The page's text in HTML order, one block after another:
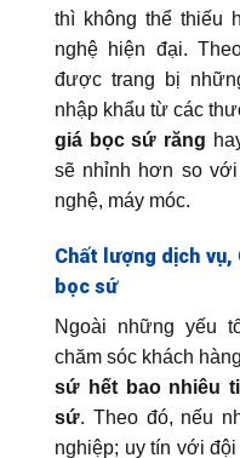
thì không thể thiếu
nghệ hiện đại.
được trang bị
nhập khẩu từ các
giá bọc sứ răng
sẽ nhỉnh hơn so
nghệ, máy móc.
Chất lượng dịch vụ,
bọc sứ
Ngoài những yếu
chăm sóc khách
sứ hết bao nhiêu
sứ. Theo đó, nếu
nghiệp; uy tín với